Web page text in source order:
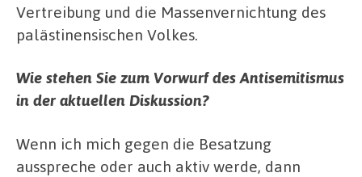
Vertreibung und die Massenvernichtung des
palästinensischen Volkes.
Wie stehen Sie zum Vorwurf des Antisemitismus
in der aktuellen Diskussion?
Wenn ich mich gegen die Besatzung
ausspreche oder auch aktiv werde, dann